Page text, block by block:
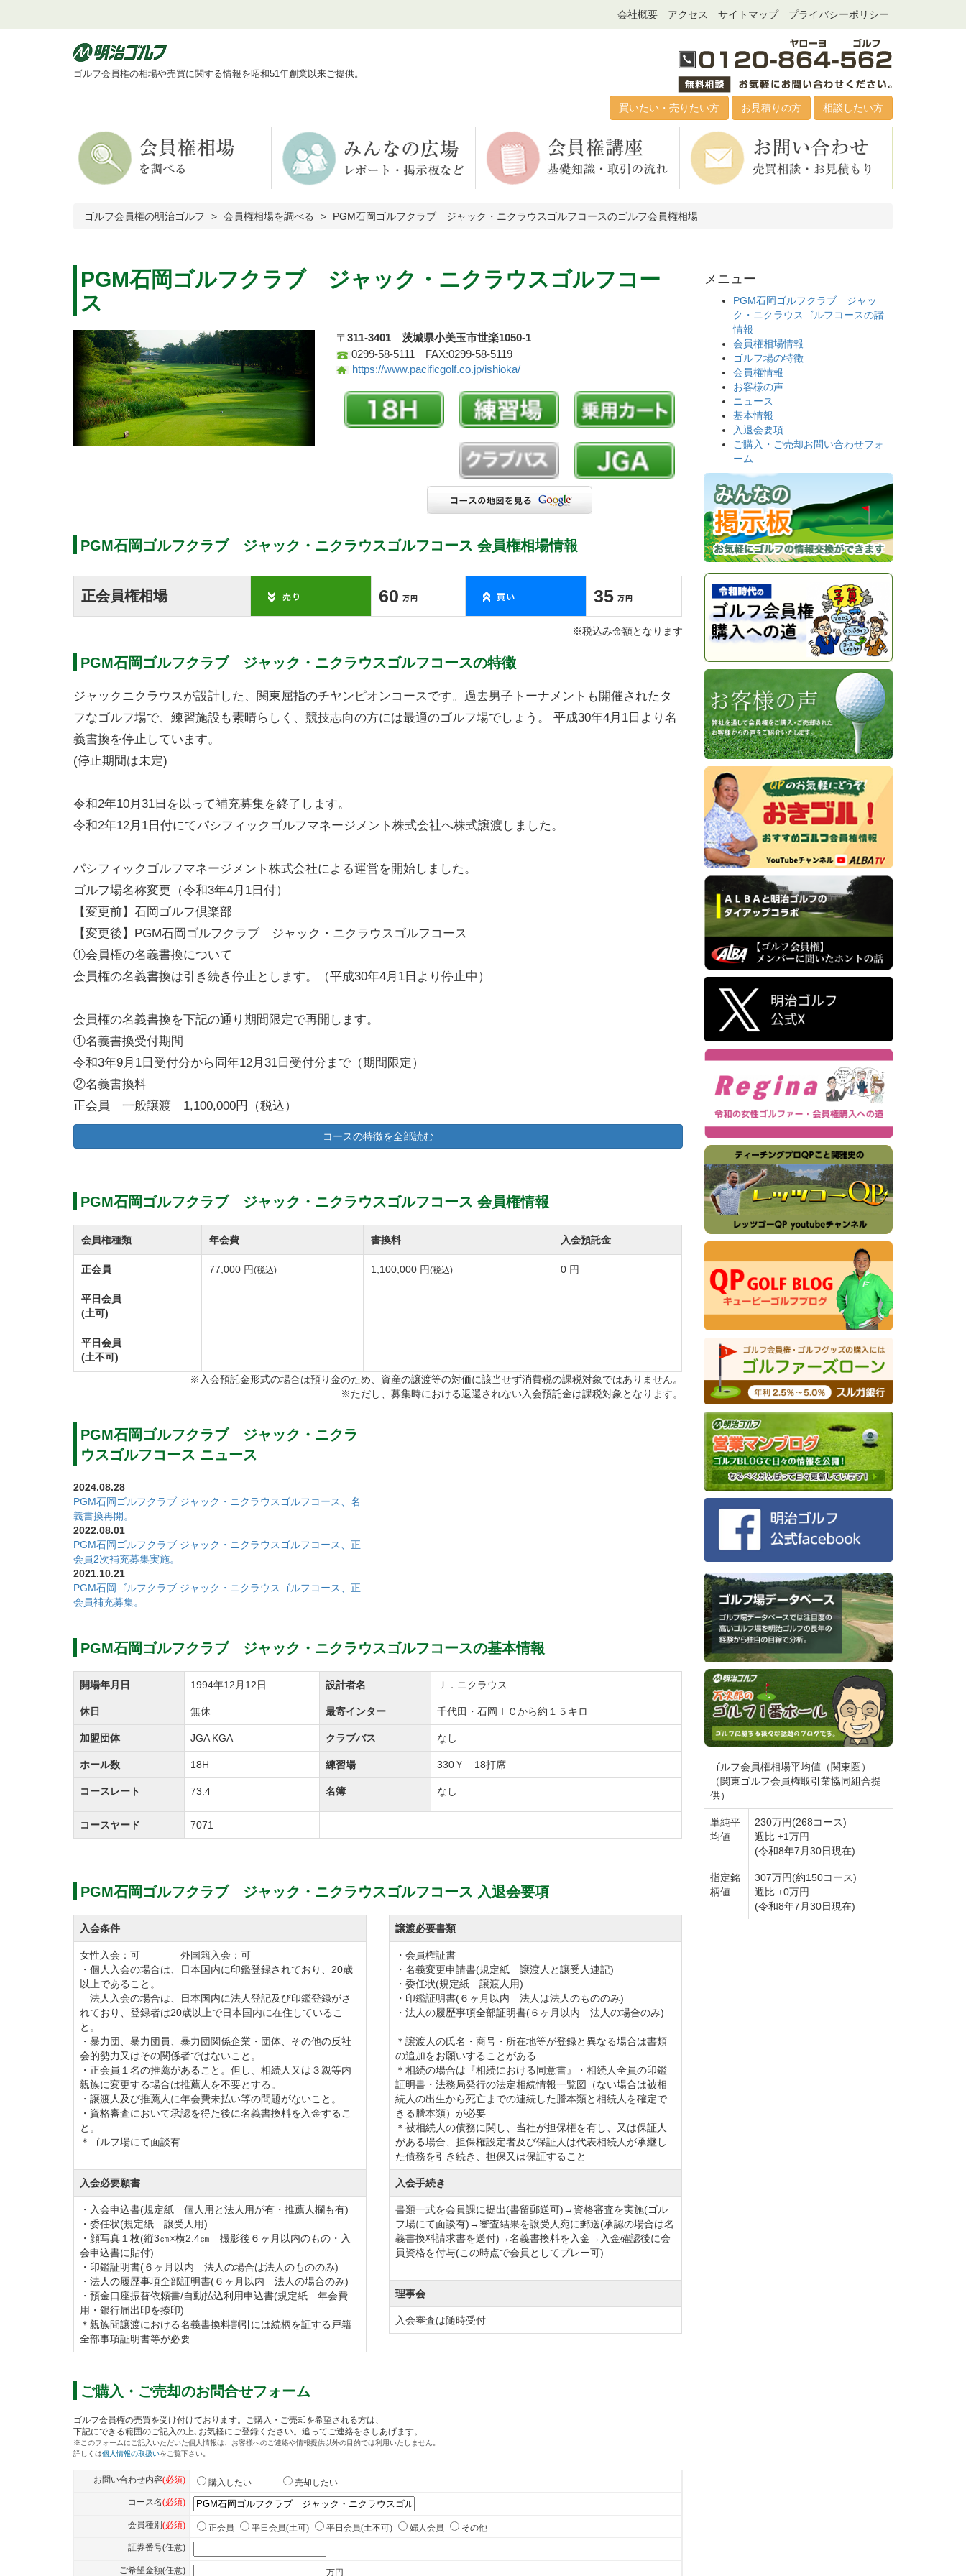
会社概要 アクセス サイトマップ プライバシーポリシー
ゴルフ会員権の相場や売買に関する情報を昭和51年創業以来ご提供。
買いたい・売りたい方 お見積りの方 相談したい方
ゴルフ会員権の明治ゴルフ 会員権相場を調べる PGM石岡ゴルフクラブ ジャック・ニクラウスゴルフコースのゴルフ会員権相場
PGM石岡ゴルフクラブ ジャック・ニクラウスゴルフコー
ス
〒311-3401 茨城県小美玉市世楽1050-1
0299-58-5111 FAX:0299-58-5119
https://www.pacificgolf.co.jp/ishioka/
PGM石岡ゴルフクラブ ジャック・ニクラウスゴルフコース 会員権相場情報
正会員権相場 60 35
※税込み金額となります
PGM石岡ゴルフクラブ ジャック・ニクラウスゴルフコースの特徴
ジャックニクラウスが設計した、関東屈指のチヤンピオンコースです。過去男子トーナメントも開催されたタ
フなゴルフ場で、練習施設も素晴らしく、競技志向の方には最適のゴルフ場でしょう。 平成30年4月1日より名
義書換を停止しています。
(停止期間は未定)
令和2年10月31日を以って補充募集を終了します。
令和2年12月1日付にてパシフィックゴルフマネージメント株式会社へ株式譲渡しました。
パシフィックゴルフマネージメント株式会社による運営を開始しました。
ゴルフ場名称変更（令和3年4月1日付）
【変更前】石岡ゴルフ倶楽部
【変更後】PGM石岡ゴルフクラブ ジャック・ニクラウスゴルフコース
①会員権の名義書換について
会員権の名義書換は引き続き停止とします。（平成30年4月1日より停止中）
会員権の名義書換を下記の通り期間限定で再開します。
①名義書換受付期間
令和3年9月1日受付分から同年12月31日受付分まで（期間限定）
②名義書換料
正会員 一般譲渡 1,100,000円（税込）
相続（個人のみ） 110,000円（税込）
３親等内親族（個人のみ） 110,000円（税込）
正会員 55,000円（税込）
正会員補充募集を下記のとおり実施します。
□会員種別 正会員（個人・法人/1名記名式）
□募集口数 100口
□募集金額
通常入会の場合 1,650,000円（税込）
会員の紹介により入会する場合 1,430,000円（税込）
2口以上で同時入会する場合 1,540,000円（税込）
※募集金額は全額入会金となる。（預託金はなし）
※同クラブ会員の紹介により入会を申し込む場合は、別途「紹介書」に紹介会員の署名・捺印が必要となる。
尚、当該紹介者には年会費未払い等の問題がないことが条件となる。
ＰＧＭグループゴルフ場では「追加入会特典」を下記のとおり実施します。
記
【追加入会特典の申込受付期間】
令和7年10月1日(水)から令和8年9月30日(水)まで(１年間の期間限定)
【追加入会特典の概要】
ＰＧＭグループの以下６ゴルフ場の在籍会員を対象に、「相互入会特典」の名義変更料
・プレステージカントリークラブ
・ＰＧＭマリアゴルフリンクス
・美浦ゴルフ倶楽部
・ＰＧＭ石岡ゴルフクラブ
・セゴビアゴルフクラブ イン チヨダ
【追加入会特典の内容】
①名義変更料の優待
上記６ゴルフ場の在籍会員がＰＧＭグループの栃木県・茨城県・千葉県の指定35ゴルフ場を名義変更
で追加購入する場合に、名義変更料を定価より75％割引する。
「相互入会特典」は在籍３年以上の方を対象としているが、「追加入会特典」では在籍期間を問わな
いこととする。
③利用回数
「追加入会特典」の利用は、現在所有している上記６ゴルフ場の会員権１口につき１回のみとする。
④上記①以外のゴルフ場及び実施期間外については「追加入会特典」は対象外となり、「相互入会特
典」のみの提供となるので予め承知のこと。
年会費を下記のとおり改定します。
①実施：令和8年1月1日より
②年会費
正会員【改定前】55,000円（税込）→【改定後】77,000円（税込）
コースの特徴を全部読む
PGM石岡ゴルフクラブ ジャック・ニクラウスゴルフコース 会員権情報
会員権種類 年会費 書換料 入会預託金
正会員 77,000 円(税込) 1,100,000 円(税込) 0 円
平日会員
(土可)
平日会員
(土不可)
※入会預託金形式の場合は預り金のため、資産の譲渡等の対価に該当せず消費税の課税対象ではありません。
※ただし、募集時における返還されない入会預託金は課税対象となります。
PGM石岡ゴルフクラブ ジャック・ニクラ
ウスゴルフコース ニュース
2024.08.28
PGM石岡ゴルフクラブ ジャック・ニクラウスゴルフコース、名
義書換再開。
2022.08.01
PGM石岡ゴルフクラブ ジャック・ニクラウスゴルフコース、正
会員2次補充募集実施。
2021.10.21
PGM石岡ゴルフクラブ ジャック・ニクラウスゴルフコース、正
会員補充募集。
PGM石岡ゴルフクラブ ジャック・ニクラウスゴルフコースの基本情報
開場年月日 1994年12月12日 設計者名 Ｊ．ニクラウス
休日 無休 最寄インター 千代田・石岡ＩＣから約１５キロ
加盟団体 JGA KGA クラブバス なし
ホール数 18H 練習場 330Ｙ 18打席
コースレート 73.4 名簿 なし
コースヤード 7071
PGM石岡ゴルフクラブ ジャック・ニクラウスゴルフコース 入退会要項
入会条件
女性入会：可 外国籍入会：可
・個人入会の場合は、日本国内に印鑑登録されており、20歳
以上であること。
法人入会の場合は、日本国内に法人登記及び印鑑登録がさ
れており、登録者は20歳以上で日本国内に在住しているこ
と。
・暴力団、暴力団員、暴力団関係企業・団体、その他の反社
会的勢力又はその関係者ではないこと。
・正会員１名の推薦があること。但し、相続人又は３親等内
親族に変更する場合は推薦人を不要とする。
・譲渡人及び推薦人に年会費未払い等の問題がないこと。
・資格審査において承認を得た後に名義書換料を入金するこ
と。
＊ゴルフ場にて面談有
入会必要願書
・入会申込書(規定紙 個人用と法人用が有・推薦人欄も有)
・委任状(規定紙 譲受人用)
・顔写真１枚(縦3㎝×横2.4㎝ 撮影後６ヶ月以内のもの・入
会申込書に貼付)
・印鑑証明書(６ヶ月以内 法人の場合は法人のもののみ)
・法人の履歴事項全部証明書(６ヶ月以内 法人の場合のみ)
・預金口座振替依頼書/自動払込利用申込書(規定紙 年会費
用・銀行届出印を捺印)
＊親族間譲渡における名義書換料割引には続柄を証する戸籍
全部事項証明書等が必要
譲渡必要書類
・会員権証書
・名義変更申請書(規定紙 譲渡人と譲受人連記)
・委任状(規定紙 譲渡人用)
・印鑑証明書(６ヶ月以内 法人は法人のもののみ)
・法人の履歴事項全部証明書(６ヶ月以内 法人の場合のみ)
＊譲渡人の氏名・商号・所在地等が登録と異なる場合は書類
の追加をお願いすることがある
＊相続の場合は『相続における同意書』・相続人全員の印鑑
証明書・法務局発行の法定相続情報一覧図（ない場合は被相
続人の出生から死亡までの連続した謄本類と相続人を確定で
きる謄本類）が必要
＊被相続人の債務に関し、当社が担保権を有し、又は保証人
がある場合、担保権設定者及び保証人は代表相続人が承継し
た債務を引き続き、担保又は保証すること
入会手続き
書類一式を会員課に提出(書留郵送可)→資格審査を実施(ゴル
フ場にて面談有)→審査結果を譲受人宛に郵送(承認の場合は名
義書換料請求書を送付)→名義書換料を入金→入金確認後に会
員資格を付与(この時点で会員としてプレー可)
理事会
入会審査は随時受付
ご購入・ご売却のお問合せフォーム
メニュー
PGM石岡ゴルフクラブ ジャッ
ク・ニクラウスゴルフコースの諸
情報
会員権相場情報
ゴルフ場の特徴
会員権情報
お客様の声
ニュース
基本情報
入退会要項
ご購入・ご売却お問い合わせフォ
ーム
ゴルフ会員権相場平均値（関東圏）
（関東ゴルフ会員権取引業協同組合提
供）
単純平
均値
230万円(268コース)
週比 +1万円
(令和8年7月30日現在)
指定銘
柄値
307万円(約150コース)
週比 ±0万円
(令和8年7月30日現在)